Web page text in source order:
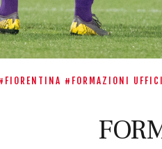
FIORENTINA FORMAZIONI